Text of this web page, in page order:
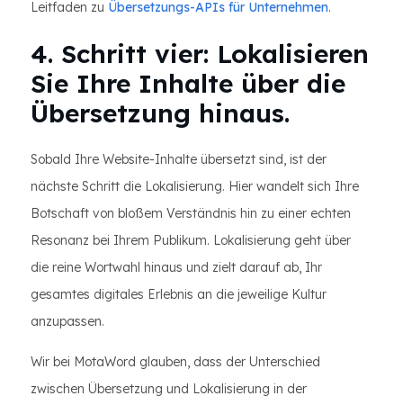
Leitfaden zu Übersetzungs-APIs für Unternehmen.
4. Schritt vier: Lokalisieren
Sie Ihre Inhalte über die
Übersetzung hinaus.
Sobald Ihre Website-Inhalte übersetzt sind, ist der
nächste Schritt die Lokalisierung. Hier wandelt sich Ihre
Botschaft von bloßem Verständnis hin zu einer echten
Resonanz bei Ihrem Publikum. Lokalisierung geht über
die reine Wortwahl hinaus und zielt darauf ab, Ihr
gesamtes digitales Erlebnis an die jeweilige Kultur
anzupassen.
Wir bei MotaWord glauben, dass der Unterschied
zwischen Übersetzung und Lokalisierung in der